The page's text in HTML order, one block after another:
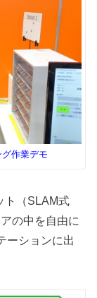
作業デモ
ト（SLAM式
の中を自由に
ーションに出